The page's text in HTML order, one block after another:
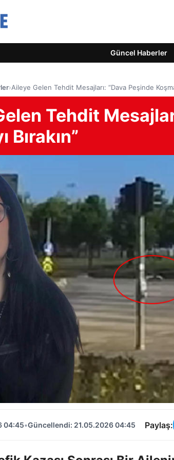
Güncel Haberler
›Aileye Gelen Tehdit Mesajları: “Dava Peşinde
Tehdit
Bırakın”
04:45•Güncellendi: 21.05.2026 04:45 Paylaş: